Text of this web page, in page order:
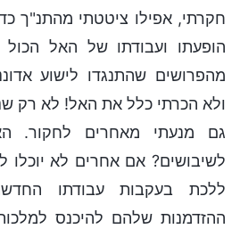
חקרתי, אפילו ציטטתי מהתנ"ך
הופעתו ועבודתו של האל הכול
מהפרושים שהתנגדו לישוע
ולא הכרתי כלל את האל! לא רק
גם מנעתי מאחרים לחקור.
לשיבושים? אם אחרים לא יוכלו
ללכת בעקבות עבודתו
ההזדמנות שלהם להיכנס